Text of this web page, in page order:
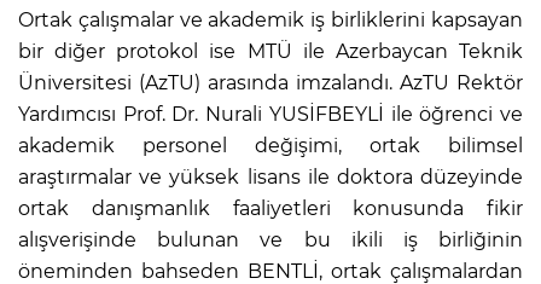
Ortak çalışmalar ve akademik iş birliklerini kapsayan
bir diğer protokol ise MTÜ ile Azerbaycan Teknik
Üniversitesi (AzTU) arasında imzalandı. AzTU Rektör
Yardımcısı Prof. Dr. Nurali YUSİFBEYLİ ile öğrenci ve
akademik personel değişimi, ortak bilimsel
araştırmalar ve yüksek lisans ile doktora düzeyinde
ortak danışmanlık faaliyetleri konusunda fikir
alışverişinde bulunan ve bu ikili iş birliğinin
öneminden bahseden BENTLİ, ortak çalışmalardan